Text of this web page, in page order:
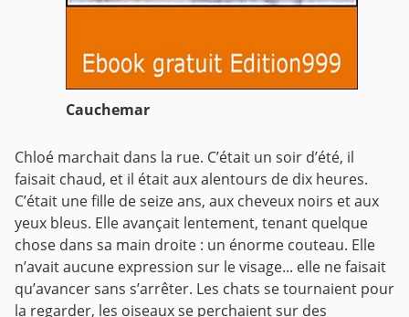
Cauchemar
Chloé marchait dans la rue. C’était un soir d’été, il
faisait chaud, et il était aux alentours de dix heures.
C’était une fille de seize ans, aux cheveux noirs et aux
yeux bleus. Elle avançait lentement, tenant quelque
chose dans sa main droite : un énorme couteau. Elle
n’avait aucune expression sur le visage... elle ne faisait
qu’avancer sans s’arrêter. Les chats se tournaient pour
la regarder, les oiseaux se perchaient sur des